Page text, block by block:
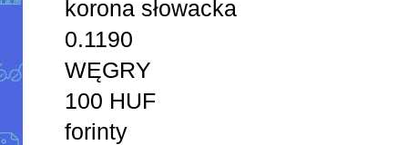
korona słowacka
0.1190
WĘGRY
100 HUF
forinty